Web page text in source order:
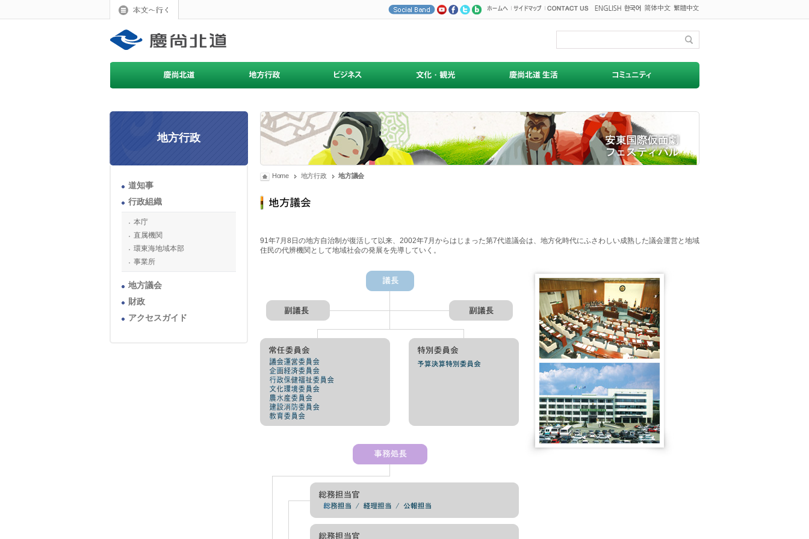
地方行政
道知事
行政組織
本庁
直属機関
環東海地域本部
事業所
地方議会
財政
アクセスガイド
Home 地方行政 地方議会
91年7月8日の地方自治制が復活して以来、2002年7月からはじまった第7代道議会は、地方化時代にふさわしい成熟した議会運営と地域
住民の代辨機関として地域社会の発展を先導していく。